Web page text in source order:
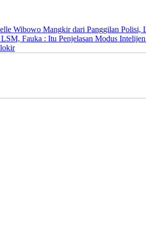
Wibowo Mangkir dari Panggilan Polisi,
Fauka : Itu Penjelasan Modus